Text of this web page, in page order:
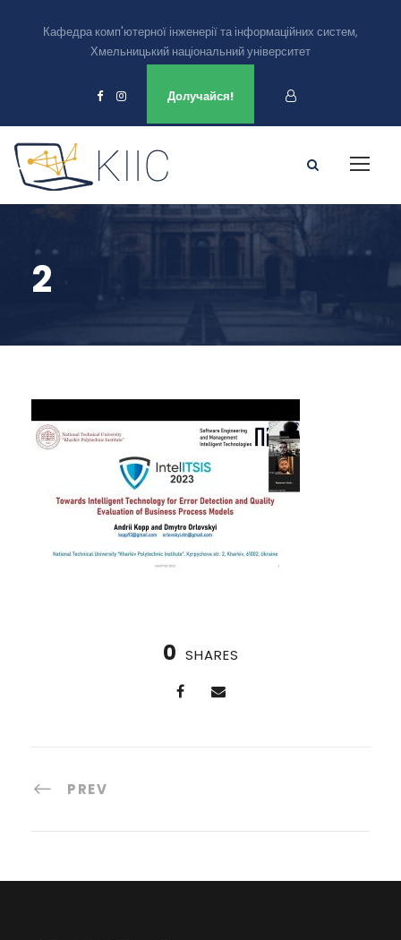
Кафедра комп'ютерної інженерії та інформаційних систем,
Хмельницький національний університет
Долучайся!
2
0 SHARES
PREV